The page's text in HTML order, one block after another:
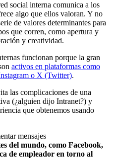
social interna comunica a los
algo que ellos valoran. Y no
de valores determinantes para
que corren, como apertura y
y creatividad.
funcionan porque la gran
activos en plataformas como
o X (Twitter).
las complicaciones de una
(¿alguien dijo Intranet?) y
que obtenemos usando
mensajes
del mundo, como Facebook,
de empleador en torno al